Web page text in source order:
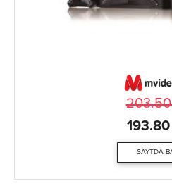
193.80
SAYTDA